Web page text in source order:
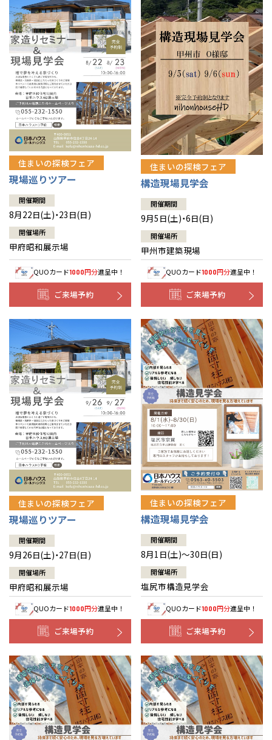
住まいの探検フェア
現場巡りツアー
開催期間
8月22日(土)・23日(日)
開催場所
甲府昭和展示場
QUOカード1000円分進呈中！
ご来場予約
住まいの探検フェア
構造現場見学会
開催期間
9月5日(土)・6日(日)
開催場所
甲州市建築現場
QUOカード1000円分進呈中！
ご来場予約
住まいの探検フェア
現場巡りツアー
開催期間
9月26日(土)・27日(日)
開催場所
甲府昭和展示場
QUOカード1000円分進呈中！
ご来場予約
住まいの探検フェア
構造現場見学会
開催期間
8月1日(土)～30日(日)
開催場所
塩尻市構造見学会
QUOカード1000円分進呈中！
ご来場予約